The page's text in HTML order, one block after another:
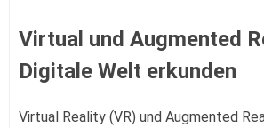
Virtual und Augmented
Digitale Welt erkunden
Virtual Reality (VR) und Augmented